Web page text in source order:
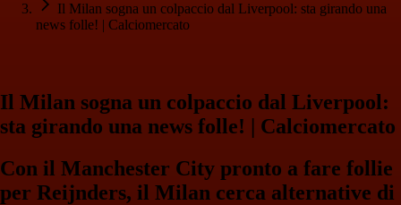
Il Milan sogna un colpaccio dal Liverpool: sta girando una
news folle! | Calciomercato
Il Milan sogna un colpaccio dal Liverpool:
sta girando una news folle! | Calciomercato
Con il Manchester City pronto a fare follie
per Reijnders, il Milan cerca alternative di